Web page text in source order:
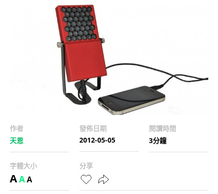
作者
天恩
發佈日期
2012-05-05
閱讀時間
3分鐘
字體大小
AAA
分享